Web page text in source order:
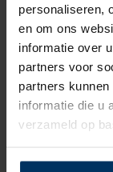
personaliseren,
en om ons
informatie over
partners voor
partners
informatie die u
verzameld op